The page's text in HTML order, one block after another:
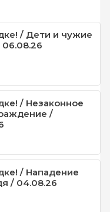
/ Дети и чужие
/ Незаконное
/
/ Нападение
/ 04.08.26